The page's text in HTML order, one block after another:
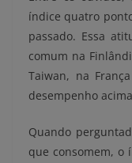
índice quatro
passado. Essa
comum na
Taiwan, na
desempenho
Quando
que consomem, o